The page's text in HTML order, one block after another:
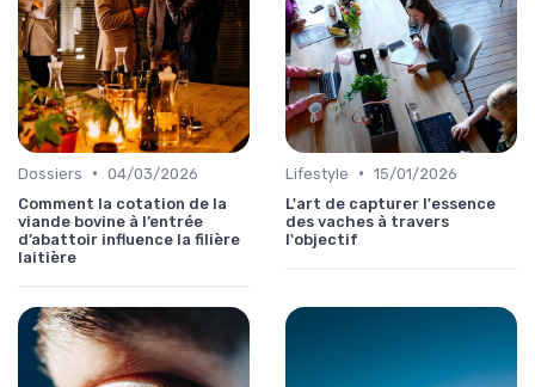
Dossiers • 04/03/2026
Comment la cotation de la
viande bovine à l’entrée
d’abattoir influence la filière
laitière
Lifestyle • 15/01/2026
L'art de capturer l'essence
des vaches à travers
l'objectif